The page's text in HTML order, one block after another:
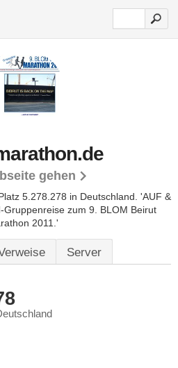
gehen
5.278.278 in Deutschland. 'AUF &
Gruppenreise zum 9. BLOM Beirut
2011.'
Server